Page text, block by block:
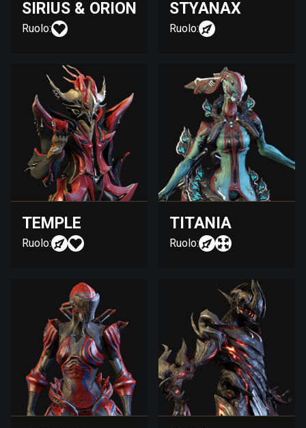
SIRIUS & ORION
Ruolo:
STYANAX
Ruolo:
TEMPLE
Ruolo:
TITANIA
Ruolo: